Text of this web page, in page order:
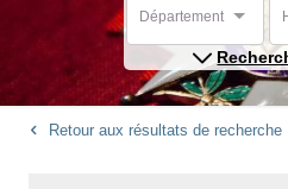
Département
Retour aux résultats de recherche